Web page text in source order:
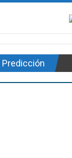
Predicción